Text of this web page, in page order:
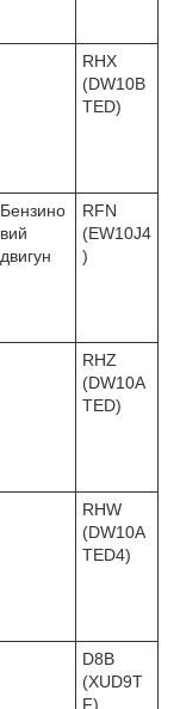
RHX
(DW10B
TED)
Бензино
вий
двигун
RFN
(EW10J4
)
RHZ
(DW10A
TED)
RHW
(DW10A
TED4)
D8B
(XUD9T
F)